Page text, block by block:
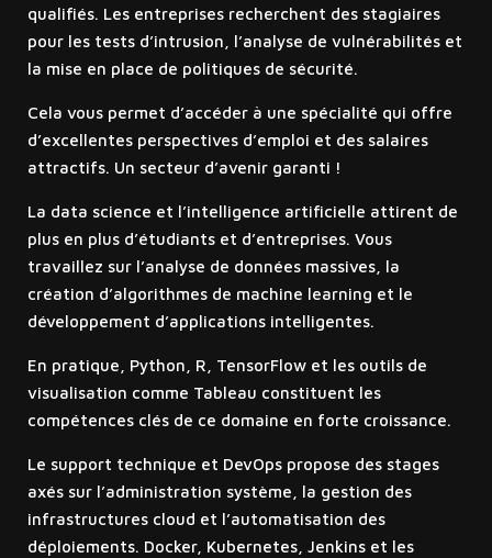
qualifiés. Les entreprises recherchent des stagiaires
pour les tests d’intrusion, l’analyse de vulnérabilités et
la mise en place de politiques de sécurité.
Cela vous permet d’accéder à une spécialité qui offre
d’excellentes perspectives d’emploi et des salaires
attractifs. Un secteur d’avenir garanti !
La data science et l’intelligence artificielle attirent de
plus en plus d’étudiants et d’entreprises. Vous
travaillez sur l’analyse de données massives, la
création d’algorithmes de machine learning et le
développement d’applications intelligentes.
En pratique, Python, R, TensorFlow et les outils de
visualisation comme Tableau constituent les
compétences clés de ce domaine en forte croissance.
Le support technique et DevOps propose des stages
axés sur l’administration système, la gestion des
infrastructures cloud et l’automatisation des
déploiements. Docker, Kubernetes, Jenkins et les